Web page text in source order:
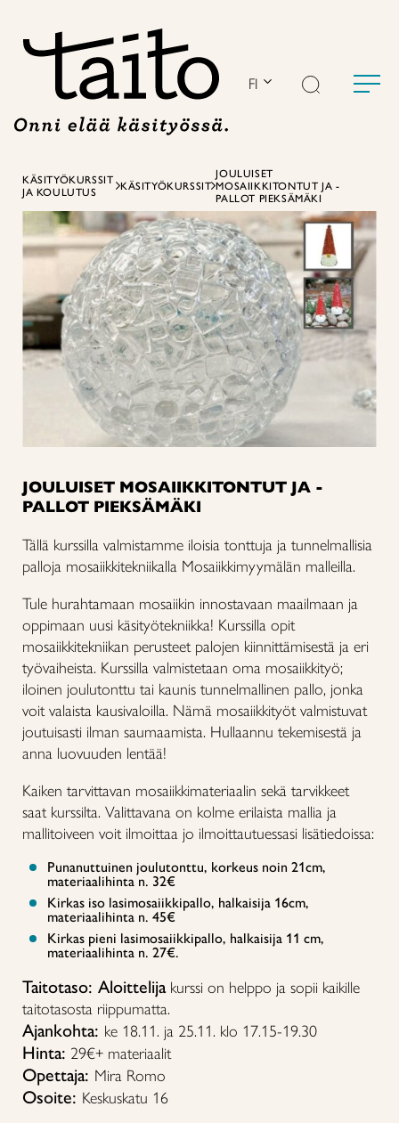
FI
KÄSITYÖKURSSIT
JA KOULUTUS
KÄSITYÖKURSSIT
JOULUISET
MOSAIIKKITONTUT JA -
PALLOT PIEKSÄMÄKI
JOULUISET MOSAIIKKITONTUT JA -
PALLOT PIEKSÄMÄKI
Tällä kurssilla valmistamme iloisia tonttuja ja tunnelmallisia
palloja mosaiikkitekniikalla Mosaiikkimyymälän malleilla.
Tule hurahtamaan mosaiikin innostavaan maailmaan ja
oppimaan uusi käsityötekniikka! Kurssilla opit
mosaiikkitekniikan perusteet palojen kiinnittämisestä ja eri
työvaiheista. Kurssilla valmistetaan oma mosaiikkityö;
iloinen joulutonttu tai kaunis tunnelmallinen pallo, jonka
voit valaista kausivaloilla. Nämä mosaiikkityöt valmistuvat
joutuisasti ilman saumaamista. Hullaannu tekemisestä ja
anna luovuuden lentää!
Kaiken tarvittavan mosaiikkimateriaalin sekä tarvikkeet
saat kurssilta. Valittavana on kolme erilaista mallia ja
mallitoiveen voit ilmoittaa jo ilmoittautuessasi lisätiedoissa:
Punanuttuinen joulutonttu, korkeus noin 21cm,
materiaalihinta n. 32€
Kirkas iso lasimosaiikkipallo, halkaisija 16cm,
materiaalihinta n. 45€
Kirkas pieni lasimosaiikkipallo, halkaisija 11 cm,
materiaalihinta n. 27€.
Taitotaso: Aloittelijakurssi on helppo ja sopii kaikille
taitotasosta riippumatta.
Ajankohta: ke 18.11. ja 25.11. klo 17.15-19.30
Hinta: 29€+ materiaalit
Opettaja: Mira Romo
Osoite: Keskuskatu 16